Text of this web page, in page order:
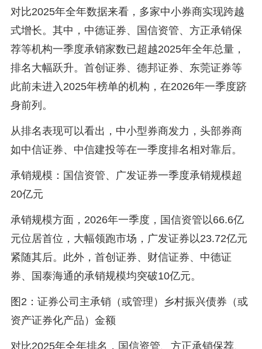
对比2025年全年数据来看，多家中小券商实现跨越
式增长。其中，中德证券、国信资管、方正承销保
荐等机构一季度承销家数已超越2025年全年总量，
排名大幅跃升。首创证券、德邦证券、东莞证券等
此前未进入2025年榜单的机构，在2026年一季度跻
身前列。
从排名表现可以看出，中小型券商发力，头部券商
如中信证券、中信建投等在一季度排名相对靠后。
承销规模：国信资管、广发证券一季度承销规模超
20亿元
承销规模方面，2026年一季度，国信资管以66.6亿
元位居首位，大幅领跑市场，广发证券以23.72亿元
紧随其后。此外，首创证券、财信证券、中德证
券、国泰海通的承销规模均突破10亿元。
图2：证券公司主承销（或管理）乡村振兴债券（或
资产证券化产品）金额
对比2025年全年排名，国信资管、方正承销保荐、